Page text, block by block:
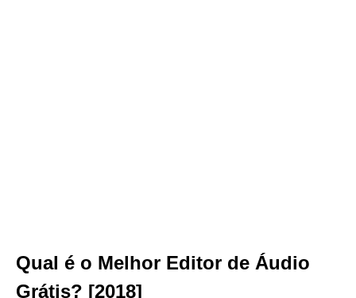
Qual é o Melhor Editor de Áudio
Grátis? [2018]